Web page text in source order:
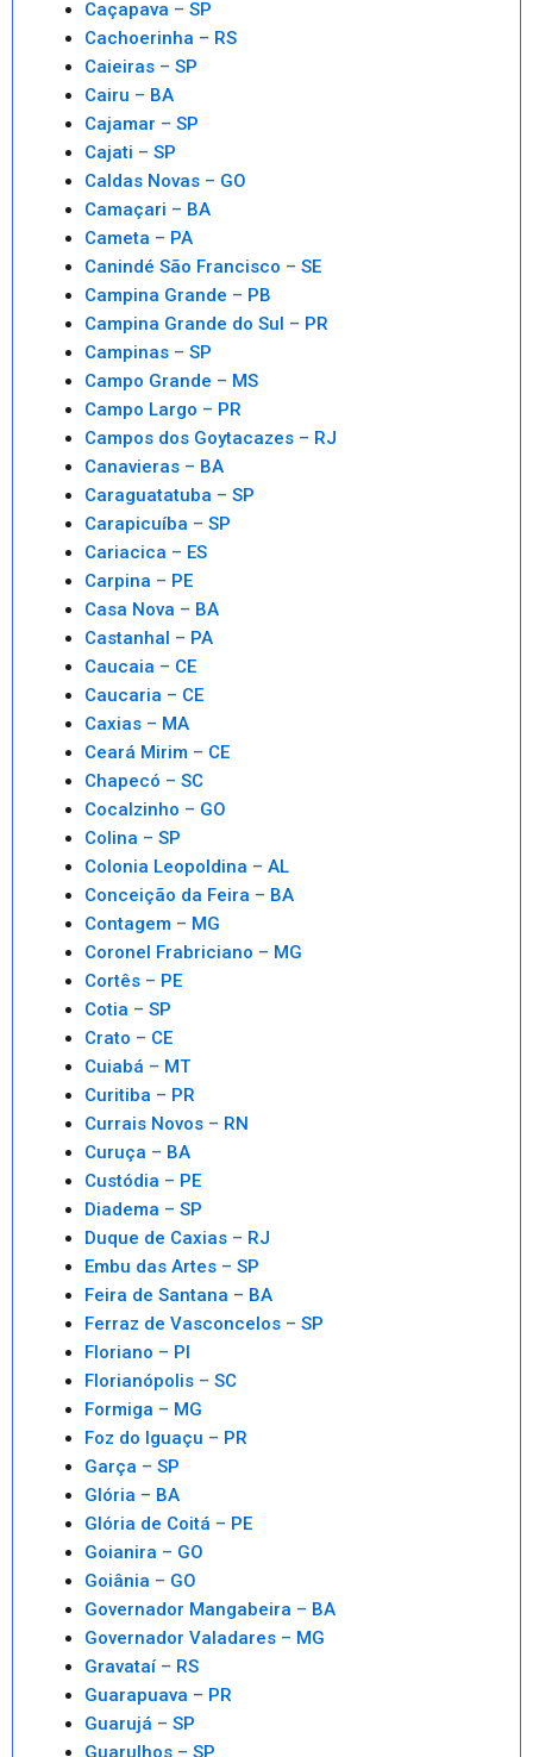
Caçapava – SP
Cachoerinha – RS
Caieiras – SP
Cairu – BA
Cajamar – SP
Cajati – SP
Caldas Novas – GO
Camaçari – BA
Cameta – PA
Canindé São Francisco – SE
Campina Grande – PB
Campina Grande do Sul – PR
Campinas – SP
Campo Grande – MS
Campo Largo – PR
Campos dos Goytacazes – RJ
Canavieras – BA
Caraguatatuba – SP
Carapicuíba – SP
Cariacica – ES
Carpina – PE
Casa Nova – BA
Castanhal – PA
Caucaia – CE
Caucaria – CE
Caxias – MA
Ceará Mirim – CE
Chapecó – SC
Cocalzinho – GO
Colina – SP
Colonia Leopoldina – AL
Conceição da Feira – BA
Contagem – MG
Coronel Frabriciano – MG
Cortês – PE
Cotia – SP
Crato – CE
Cuiabá – MT
Curitiba – PR
Currais Novos – RN
Curuça – BA
Custódia – PE
Diadema – SP
Duque de Caxias – RJ
Embu das Artes – SP
Feira de Santana – BA
Ferraz de Vasconcelos – SP
Floriano – PI
Florianópolis – SC
Formiga – MG
Foz do Iguaçu – PR
Garça – SP
Glória – BA
Glória de Coitá – PE
Goianira – GO
Goiânia – GO
Governador Mangabeira – BA
Governador Valadares – MG
Gravataí – RS
Guarapuava – PR
Guarujá – SP
Guarulhos – SP